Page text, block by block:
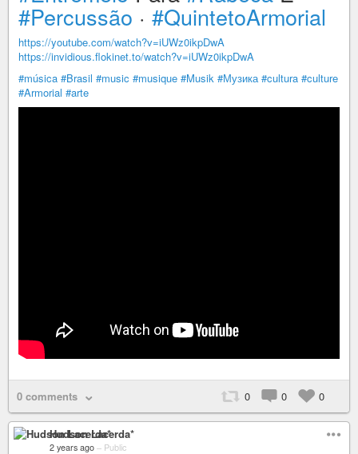
#Percussão · #QuintetoArmorial
https://youtube.com/watch?v=iUWz0ikpDwA
https://invidious.flokinet.to/watch?v=iUWz0ikpDwA
#música #Brasil #music #musique #Musik #Музика #cultura #culture
#Armorial #arte
0 comments 0 0 0
Hudson Lacerda*
2 years ago – Public